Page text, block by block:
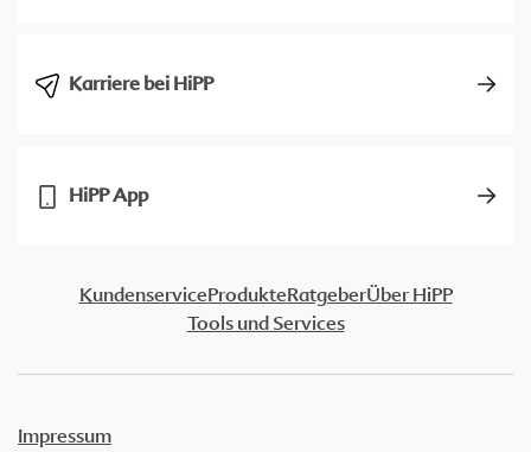
Karriere bei HiPP
HiPP App
KundenserviceProdukteRatgeberÜber HiPP
Tools und Services
Impressum